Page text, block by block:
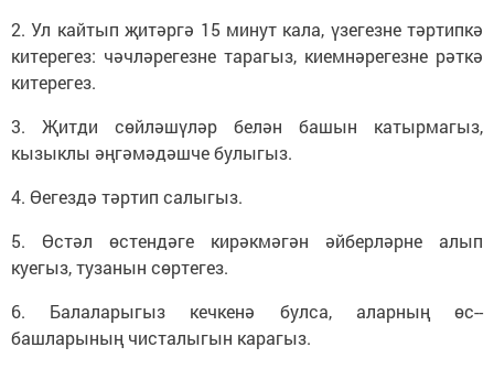
2. Ул кайтып җитәргә 15 минут кала, үзегезне тәртипкә
китерегез: чәчләрегезне тарагыз, киемнәрегезне рәткә
китерегез.
3. Җитди сөйләшүләр белән башын катырмагыз,
кызыклы әңгәмәдәшче булыгыз.
4. Өегездә тәртип салыгыз.
5. Өстәл өстендәге кирәкмәгән әйберләрне алып
куегыз, тузанын сөртегез.
6. Балаларыгыз кечкенә булса, аларның өс-­
башларының чисталыгын карагыз.